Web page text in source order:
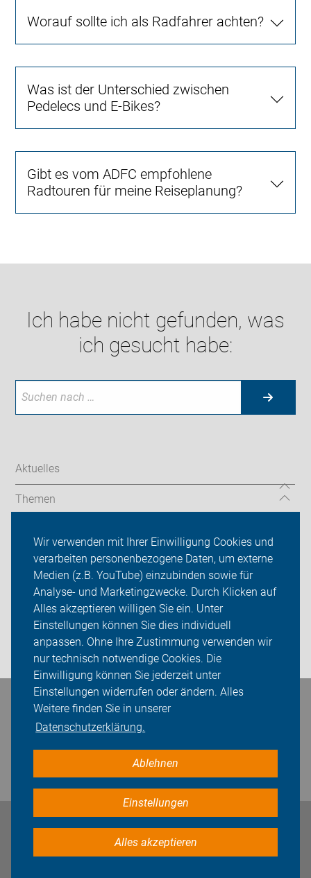
Wir verwenden mit Ihrer Einwilligung Cookies und
verarbeiten personenbezogene Daten, um externe
Medien (z.B. YouTube) einzubinden sowie für
Analyse- und Marketingzwecke. Durch Klicken auf
Alles akzeptieren willigen Sie ein. Unter
Einstellungen können Sie dies individuell
anpassen. Ohne Ihre Zustimmung verwenden wir
nur technisch notwendige Cookies. Die
Einwilligung können Sie jederzeit unter
Einstellungen widerrufen oder ändern. Alles
Weitere finden Sie in unserer
Datenschutzerklärung.
Ablehnen
Einstellungen
Alles akzeptieren
Worauf sollte ich als Radfahrer achten?
Was ist der Unterschied zwischen
Pedelecs und E-Bikes?
Gibt es vom ADFC empfohlene
Radtouren für meine Reiseplanung?
Ich habe nicht gefunden, was
ich gesucht habe:
Aktuelles
Themen
Über uns
Sei dabei
Presse
Bleiben Sie in Kontakt
Impressum Datenschutz Cookie-Einstellungen